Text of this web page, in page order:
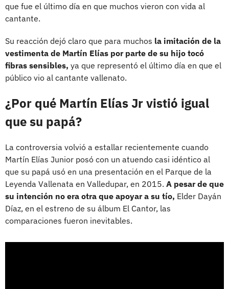
que fue el último día en que muchos vieron con vida al
cantante.
Su reacción dejó claro que para muchos la imitación de la
vestimenta de Martín Elías por parte de su hijo tocó
fibras sensibles, ya que representó el último día en que el
público vio al cantante vallenato.
¿Por qué Martín Elías Jr vistió igual
que su papá?
La controversia volvió a estallar recientemente cuando
Martín Elías Junior posó con un atuendo casi idéntico al
que su papá usó en una presentación en el Parque de la
Leyenda Vallenata en Valledupar, en 2015. A pesar de que
su intención no era otra que apoyar a su tío, Elder Dayán
Díaz, en el estreno de su álbum El Cantor, las
comparaciones fueron inevitables.